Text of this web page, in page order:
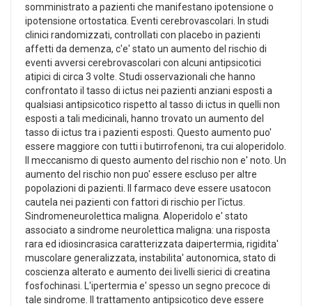
somministrato a pazienti che manifestano ipotensione o
ipotensione ortostatica. Eventi cerebrovascolari. In studi
clinici randomizzati, controllati con placebo in pazienti
affetti da demenza, c'e' stato un aumento del rischio di
eventi avversi cerebrovascolari con alcuni antipsicotici
atipici di circa 3 volte. Studi osservazionali che hanno
confrontato il tasso di ictus nei pazienti anziani esposti a
qualsiasi antipsicotico rispetto al tasso di ictus in quelli non
esposti a tali medicinali, hanno trovato un aumento del
tasso di ictus tra i pazienti esposti. Questo aumento puo'
essere maggiore con tutti i butirrofenoni, tra cui aloperidolo.
Il meccanismo di questo aumento del rischio non e' noto. Un
aumento del rischio non puo' essere escluso per altre
popolazioni di pazienti. Il farmaco deve essere usatocon
cautela nei pazienti con fattori di rischio per l'ictus.
Sindromeneurolettica maligna. Aloperidolo e' stato
associato a sindrome neurolettica maligna: una risposta
rara ed idiosincrasica caratterizzata daipertermia, rigidita'
muscolare generalizzata, instabilita' autonomica, stato di
coscienza alterato e aumento dei livelli sierici di creatina
fosfochinasi. L'ipertermia e' spesso un segno precoce di
tale sindrome. Il trattamento antipsicotico deve essere